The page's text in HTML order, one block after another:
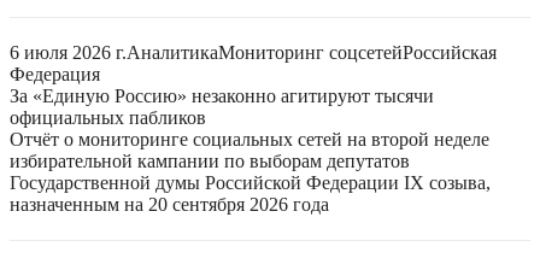
6 июля 2026 г.АналитикаМониторинг соцсетейРоссийская
Федерация
За «Единую Россию» незаконно агитируют тысячи
официальных пабликов
Отчёт о мониторинге социальных сетей на второй неделе
избирательной кампании по выборам депутатов
Государственной думы Российской Федерации IX созыва,
назначенным на 20 сентября 2026 года